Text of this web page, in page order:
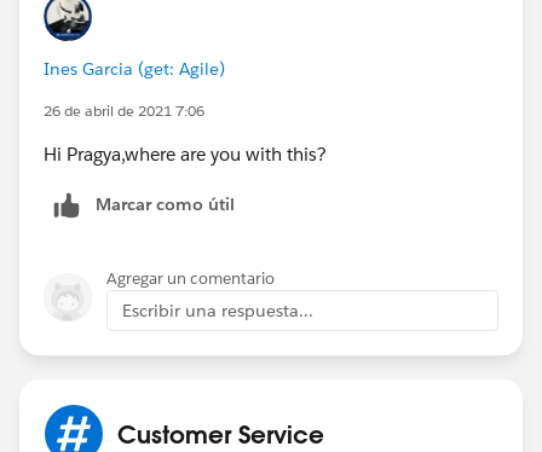
Ines Garcia (get: Agile)
26 de abril de 2021 7:06
Hi Pragya,where are you with this?
Marcar como útil
Agregar un comentario
Escribir una respuesta...
Customer Service